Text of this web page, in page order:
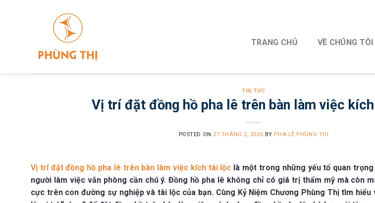
TRANG CHỦ
VỀ CHÚNG TÔI
TIN TỨC
Vị trí đặt đồng hồ pha lê trên bàn làm việc
POSTED ON 27 THÁNG 2, 2026 BY PHA LÊ PHÙNG THỊ
Vị trí đặt đồng hồ pha lê trên bàn làm việc kích tài lộc là một trong những yếu tố quan
người làm việc văn phòng cần chú ý. Đồng hồ pha lê không chỉ có giá trị thẩm mỹ mà còn
cực trên con đường sự nghiệp và tài lộc của bạn. Cùng Kỷ Niệm Chương Phùng Thị tìm hiểu